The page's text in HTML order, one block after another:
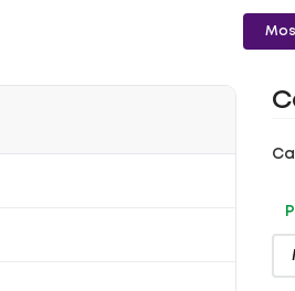
indicada para su uso
eliminación de
enjuague, la
- Indicada para el uso
- Uso en la limpieza
- Indicada para lentes
Registro Sanitario: